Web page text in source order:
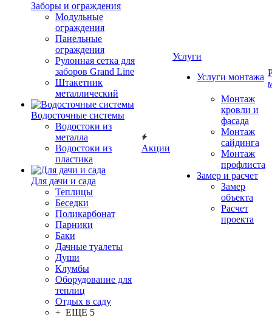
Заборы и ограждения
Модульные
ограждения
Панельные
ограждения
Рулонная сетка для
заборов Grand Line
Штакетник
металлический
Водосточные системы
Водостоки из
металла
Водостоки из
пластика
Для дачи и сада
Теплицы
Беседки
Поликарбонат
Парники
Баки
Дачные туалеты
Души
Клумбы
Оборудование для
теплиц
Отдых в саду
+ ЕЩЕ 5
Акции
Услуги
Услуги монтажа
Монтаж
кровли и
фасада
Монтаж
сайдинга
Монтаж
профлиста
Замер и расчет
Замер
объекта
Расчет
проекта